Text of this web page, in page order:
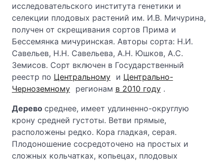
исследовательского института генетики и
селекции плодовых растений им. И.В. Мичурина,
получен от скрещивания сортов Прима и
Бессемянка мичуринская. Авторы сорта: Н.И.
Савельев, Н.Н. Савельева, А.Н. Юшков, А.С.
Земисов. Сорт включен в Государственный
реестр по Центральному и Центрально-
Черноземному регионам в 2010 году .
Дерево среднее, имеет удлиненно-округлую
крону средней густоты. Ветви прямые,
расположены редко. Кора гладкая, серая.
Плодоношение сосредоточено на простых и
сложных кольчатках, копьецах, плодовых